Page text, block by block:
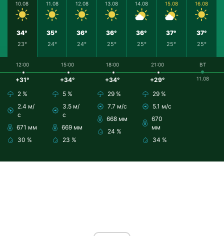
10.08
34°
23°
11.08
35°
24°
12.08
36°
24°
13.08
36°
25°
14.08
36°
25°
15.08
37°
25°
16.08
37°
25°
12:00
+31°
2 %
2.4 м/
с
671 мм
30 %
15:00
+34°
5 %
3.5 м/
с
669 мм
23 %
18:00
+34°
29 %
7.7 м/с
668 мм
24 %
21:00
+29°
29 %
5.1 м/с
670
мм
34 %
ВТ
11.08